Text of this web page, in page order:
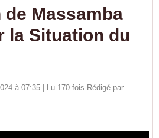
Massamba
la Situation du
à 07:35 | Lu 170 fois Rédigé par